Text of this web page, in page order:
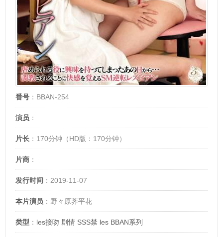
番号 ：BBAN-254
演员 ：
片长 ：170分钟（HD版：170分钟）
片商 ：
发行时间 ：2019-11-07
本片演员 ：野々原荠平花
类型 ： les接吻 剧情 SSS禁 les BBAN系列